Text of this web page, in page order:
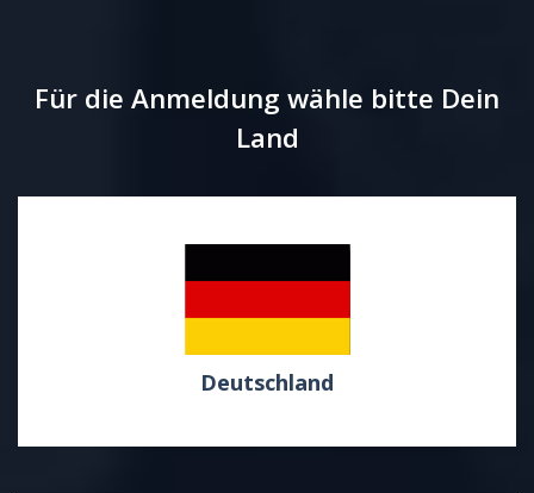
Für die Anmeldung wähle bitte Dein
Land
Deutschland